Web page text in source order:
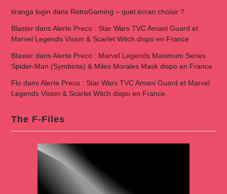
tiranga login dans RetroGaming – quel écran choisir ?
BlasterdansAlerte Preco : Star Wars TVC Amani Guard et
Marvel Legends Vision & Scarlet Witch dispo en France
BlasterdansAlerte Preco : Marvel Legends Maximum Series
Spider-Man (Symbiote) & Miles Morales Mask dispo en France
FlodansAlerte Preco : Star Wars TVC Amani Guard et Marvel
Legends Vision & Scarlet Witch dispo en France
The F-Files